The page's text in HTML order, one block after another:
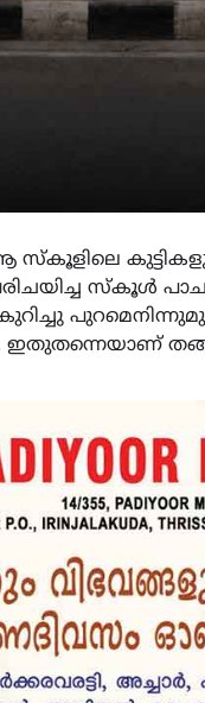
സ്കൂളിലെ
സ്കൂൾ
ഇതുതന്നെയാണ്